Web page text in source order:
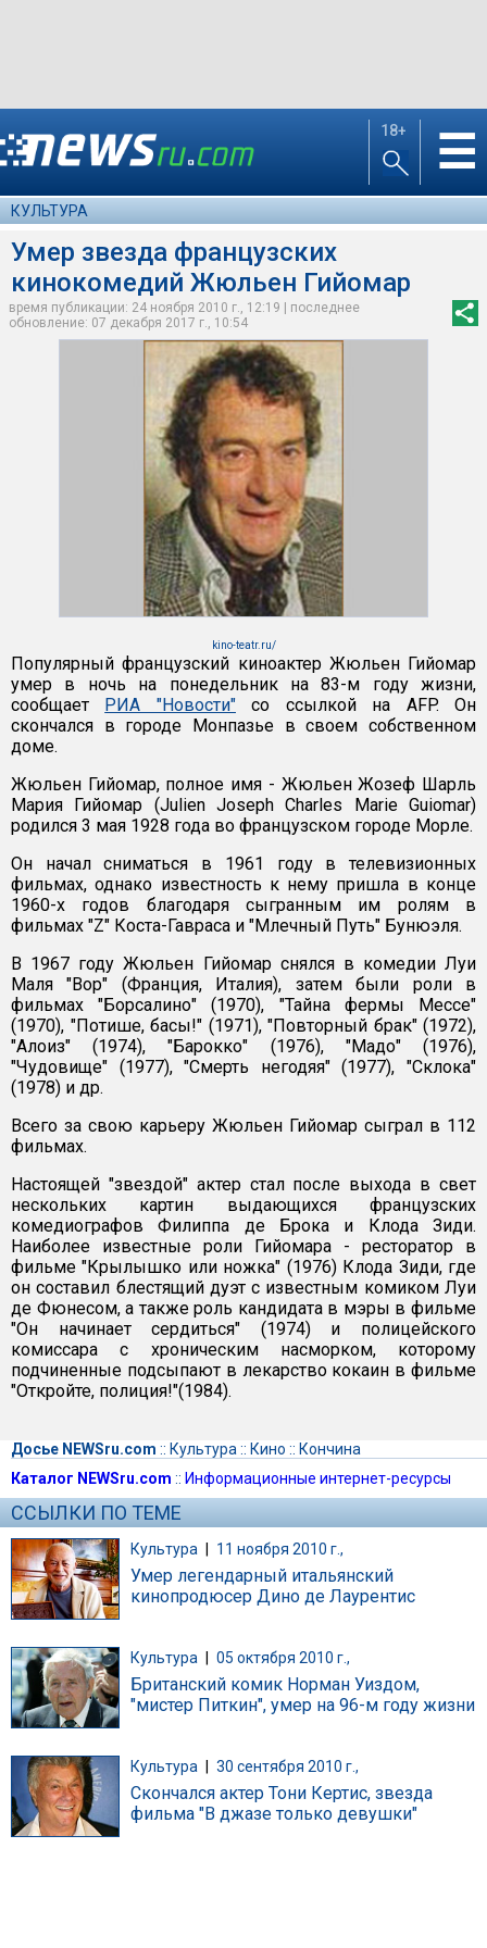
18+ ☰
КУЛЬТУРА
Умер звезда французских
кинокомедий Жюльен Гийомар
время публикации: 24 ноября 2010 г., 12:19 | последнее
обновление: 07 декабря 2017 г., 10:54
kino-teatr.ru/
Популярный французский киноактер Жюльен Гийомар
умер в ночь на понедельник на 83-м году жизни,
сообщает РИА "Новости"со ссылкой на AFP. Он
скончался в городе Монпазье в своем собственном
доме.
Жюльен Гийомар, полное имя - Жюльен Жозеф Шарль
Мария Гийомар (Julien Joseph Charles Marie Guiomar)
родился 3 мая 1928 года во французском городе Морле.
Он начал сниматься в 1961 году в телевизионных
фильмах, однако известность к нему пришла в конце
1960-х годов благодаря сыгранным им ролям в
фильмах "Z" Коста-Гавраса и "Млечный Путь" Бунюэля.
В 1967 году Жюльен Гийомар снялся в комедии Луи
Маля "Вор" (Франция, Италия), затем были роли в
фильмах "Борсалино" (1970), "Тайна фермы Мессе"
(1970), "Потише, басы!" (1971), "Повторный брак" (1972),
"Алоиз" (1974), "Барокко" (1976), "Мадо" (1976),
"Чудовище" (1977), "Смерть негодяя" (1977), "Склока"
(1978) и др.
Всего за свою карьеру Жюльен Гийомар сыграл в 112
фильмах.
Настоящей "звездой" актер стал после выхода в свет
нескольких картин выдающихся французских
комедиографов Филиппа де Брока и Клода Зиди.
Наиболее известные роли Гийомара - ресторатор в
фильме "Крылышко или ножка" (1976) Клода Зиди, где
он составил блестящий дуэт с известным комиком Луи
де Фюнесом, а также роль кандидата в мэры в фильме
"Он начинает сердиться" (1974) и полицейского
комиссара с хроническим насморком, которому
подчиненные подсыпают в лекарство кокаин в фильме
"Откройте, полиция!"(1984).
Досье NEWSru.com :: Культура :: Кино :: Кончина
Каталог NEWSru.com :: Информационные интернет-ресурсы
ССЫЛКИ ПО ТЕМЕ
Культура | 11 ноября 2010 г.,
Умер легендарный итальянский
кинопродюсер Дино де Лаурентис
Культура 05 октября 2010 г.,
Британский комик Норман Уиздом,
"мистер Питкин", умер на 96-м году жизни
Культура 30 сентября 2010 г.,
Скончался актер Тони Кертис, звезда
фильма "В джазе только девушки"